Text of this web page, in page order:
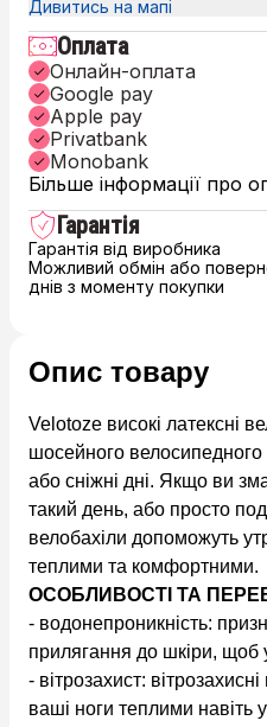
Дивитись на мапі
Оплата
Онлайн-оплата
Google pay
Apple pay
Privatbank
Monobank
Більше інформації про
Гарантія
Гарантія від виробника
Можливий обмін або
днів з моменту покупки
Опис товару
Velotoze високі латексні
шосейного велосипедного
або сніжні дні. Якщо ви
такий день, або просто
велобахіли допоможуть
теплими та комфортними.
ОСОБЛИВОСТІ ТА
- водонепроникність:
прилягання до шкіри, щоб
- вітрозахист:
ваші ноги теплими навіть